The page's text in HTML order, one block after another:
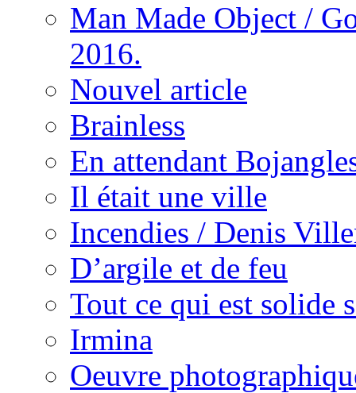
Man Made Object /
2016.
Nouvel article
Brainless
En attendant
Il était une ville
Incendies / Denis
D’argile et de feu
Tout ce qui est solide
Irmina
Oeuvre